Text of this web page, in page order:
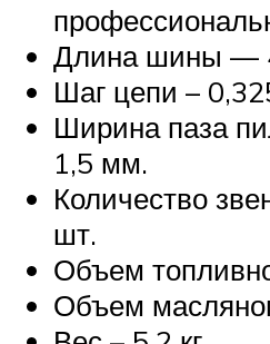
Длина шины —
Шаг цепи –
Ширина паза
1,5 мм.
Количество
шт.
Объем
Объем